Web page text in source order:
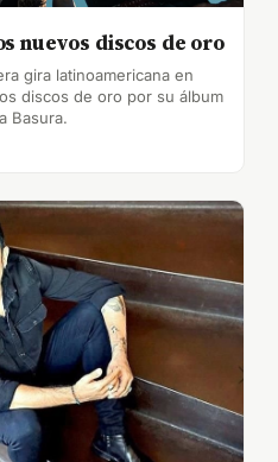
nuevos discos de oro
gira latinoamericana en
discos de oro por su álbum
Basura.